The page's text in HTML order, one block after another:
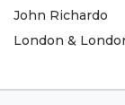
John Richardo
London &